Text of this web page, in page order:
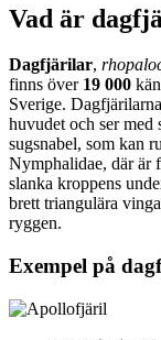
Vad är
Dagfjärilar,
finns över 19 000
Sverige.
huvudet och ser med
sugsnabel, som kan
Nymphalidae, där är
slanka kroppens
brett triangulära
ryggen.
Exempel på